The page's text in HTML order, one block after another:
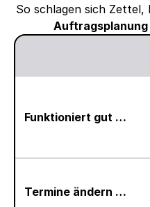
Auftragsplanung
Funktioniert gut …
Termine ändern …